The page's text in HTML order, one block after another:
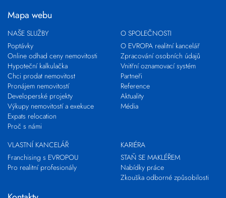
Mapa webu
NAŠE SLUŽBY
Poptávky
Online odhad ceny nemovitosti
Hypoteční kalkulačka
Chci prodat nemovitost
Pronájem nemovitostí
Developerské projekty
Výkupy nemovitostí a exekuce
Expats relocation
Proč s námi
O SPOLEČNOSTI
O EVROPA realitní kancelář
Zpracování osobních údajů
Vnitřní oznamovací systém
Partneři
Reference
Aktuality
Média
VLASTNÍ KANCELÁŘ
Franchising s EVROPOU
Pro realitní profesionály
KARIÉRA
STAŇ SE MAKLÉŘEM
Nabídky práce
Zkouška odborné způsobilosti